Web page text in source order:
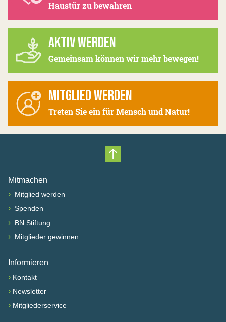
Haustür zu bewahren
AKTIV WERDEN
Gemeinsam können wir mehr bewegen!
MITGLIED WERDEN
Treten Sie ein für Mensch und Natur!
Nach oben scrollen
Mitmachen
› Mitglied werden
› Spenden
› BN Stiftung
› Mitglieder gewinnen
Informieren
› Kontakt
› Newsletter
› Mitgliederservice